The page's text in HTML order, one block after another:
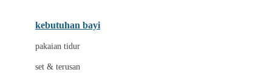
kebutuhan bayi
pakaian tidur
set & terusan